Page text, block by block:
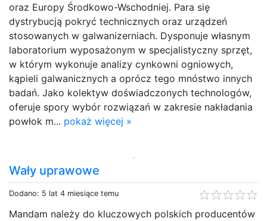
oraz Europy Środkowo-Wschodniej. Para się
dystrybucją pokryć technicznych oraz urządzeń
stosowanych w galwanizerniach. Dysponuje własnym
laboratorium wyposażonym w specjalistyczny sprzęt,
w którym wykonuje analizy cynkowni ogniowych,
kąpieli galwanicznych a oprócz tego mnóstwo innych
badań. Jako kolektyw doświadczonych technologów,
oferuje spory wybór rozwiązań w zakresie nakładania
powłok m... pokaż więcej »
Wały uprawowe
Dodano: 5 lat 4 miesiące temu
Mandam należy do kluczowych polskich producentów